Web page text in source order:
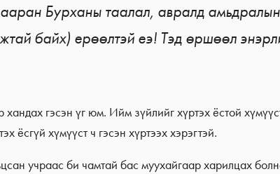
Бурханы таалал, авралд
байх) ерөөлтэй еэ! Тэд өршөөл
гэсэн үг юм. Ийм зүйлийг хүртэх ёстой
ёсгүй хүмүүст ч гэсэн хүртээх хэрэгтэй.
учраас би чамтай бас муухайгаар харилцах